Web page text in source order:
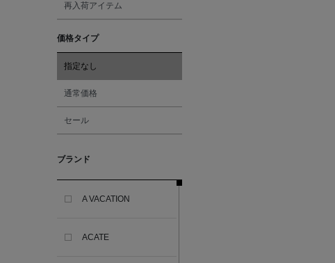
再入荷アイテム
価格タイプ
指定なし
通常価格
セール
ブランド
A VACATION
ACATE